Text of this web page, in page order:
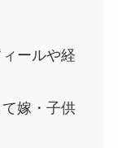
ールや経
嫁・子供